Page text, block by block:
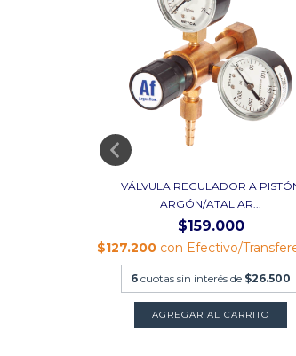
VÁLVULA REGULADOR A
ARGÓN/ATAL AR...
$159.000
$127.200 con Efectivo/
6 cuotas sin interés de $26.500